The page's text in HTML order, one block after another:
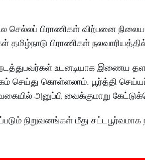
செல்லப் பிராணிகள் விற்பனை
தமிழ்நாடு பிராணிகள்
உடனடியாக இணைய தள
கொள்ளலாம். பூர்த்தி
அனுப்பி வைக்குமாறு
நிறுவனங்கள் மீது